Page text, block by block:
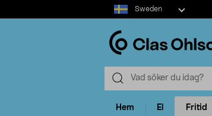
Select
market
Sweden
Hem El Fritid